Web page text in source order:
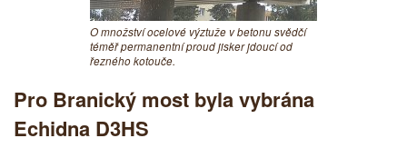
O množství ocelové výztuže v betonu svědčí
téměř permanentní proud jisker jdoucí od
řezného kotouče.
Pro Branický most byla vybrána
Echidna D3HS